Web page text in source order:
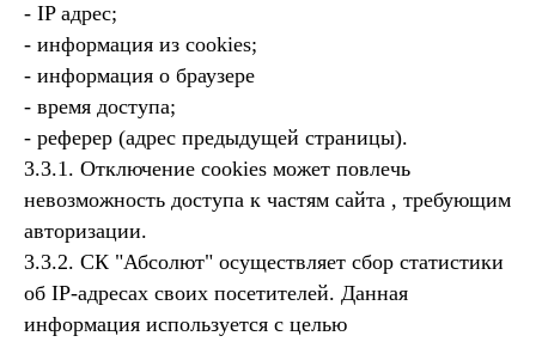
- IP адрес;
- информация из cookies;
- информация о браузере
- время доступа;
- реферер (адрес предыдущей страницы).
3.3.1. Отключение cookies может повлечь
невозможность доступа к частям сайта , требующим
авторизации.
3.3.2. СК "Абсолют" осуществляет сбор статистики
об IP-адресах своих посетителей. Данная
информация используется с целью